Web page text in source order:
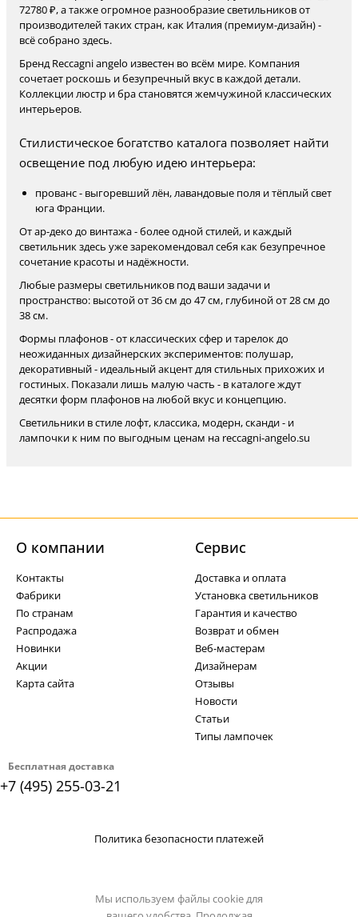
72780 ₽, а также огромное разнообразие светильников от
производителей таких стран, как Италия (премиум-дизайн) -
всё собрано здесь.
Бренд Reccagni angelo известен во всём мире. Компания
сочетает роскошь и безупречный вкус в каждой детали.
Коллекции люстр и бра становятся жемчужиной классических
интерьеров.
Стилистическое богатство каталога позволяет найти
освещение под любую идею интерьера:
прованс - выгоревший лён, лавандовые поля и тёплый свет
юга Франции.
От ар-деко до винтажа - более одной стилей, и каждый
светильник здесь уже зарекомендовал себя как безупречное
сочетание красоты и надёжности.
Любые размеры светильников под ваши задачи и
пространство: высотой от 36 см до 47 см, глубиной от 28 см до
38 см.
Формы плафонов - от классических сфер и тарелок до
неожиданных дизайнерских экспериментов: полушар,
декоративный - идеальный акцент для стильных прихожих и
гостиных. Показали лишь малую часть - в каталоге ждут
десятки форм плафонов на любой вкус и концепцию.
Светильники в стиле лофт, классика, модерн, сканди - и
лампочки к ним по выгодным ценам на reccagni-angelo.su
Бесплатная доставка
+7 (495) 255-03-21
О компании
Контакты
Фабрики
По странам
Распродажа
Новинки
Акции
Карта сайта
Cервис
Доставка и оплата
Установка светильников
Гарантия и качество
Возврат и обмен
Веб-мастерам
Дизайнерам
Отзывы
Новости
Статьи
Типы лампочек
Политика безопасности платежей
Мы используем файлы cookie для